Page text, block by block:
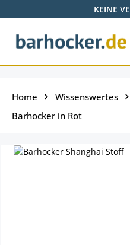
Zum Hauptinhalt springen
KEINE
Home Wissenswertes
Barhocker in Rot